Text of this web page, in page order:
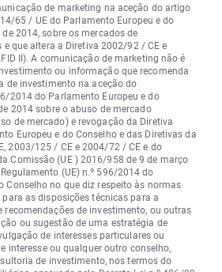
de marketing na aceção do artigo
65 / UE do Parlamento Europeu e do
2014, sobre os mercados de
que altera a Diretiva 2002/92 / CE e
II). A comunicação de marketing não é
ou informação que recomenda
de investimento na aceção do
2014 do Parlamento Europeu e do
2014 sobre o abuso de mercado
de mercado) e revogação da Diretiva
Europeu e do Conselho e das Diretivas da
2003/125 / CE e 2004/72 / CE e do
Comissão (UE ) 2016/958 de 9 de março
(UE) n.º 596/2014 do
Conselho no que diz respeito às normas
as disposições técnicas para a
recomendações de investimento, ou outras
ou sugestão de uma estratégia de
de interesses particulares ou
interesse ou qualquer outro conselho,
de investimento, nos termos do